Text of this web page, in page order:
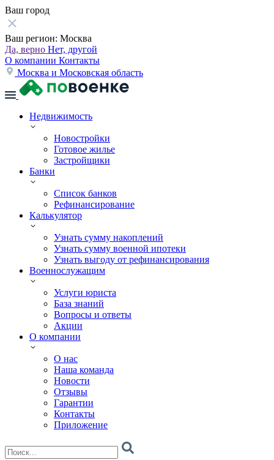
Ваш город
Ваш регион: Москва
Да, верно Нет, другой
О компании Контакты
Москва и Московская область
Недвижимость
Новостройки
Готовое жилье
Застройщики
Банки
Список банков
Рефинансирование
Калькулятор
Узнать сумму накоплений
Узнать сумму военной ипотеки
Узнать выгоду от рефинансирования
Военнослужащим
Услуги юриста
База знаний
Вопросы и ответы
Акции
О компании
О нас
Наша команда
Новости
Отзывы
Гарантии
Контакты
Приложение